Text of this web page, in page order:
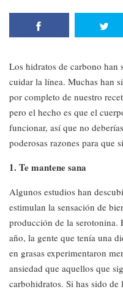
Los hidratos de carbono
cuidar la línea. Muchas han
por completo de nuestro
pero el hecho es que el
funcionar, así que no
poderosas razones para que
1. Te mantene sana
Algunos estudios han
estimulan la sensación de
producción de la serotonina.
año, la gente que tenía una
en grasas experimentaron
ansiedad que aquellos que
carbohidratos. Si has sido